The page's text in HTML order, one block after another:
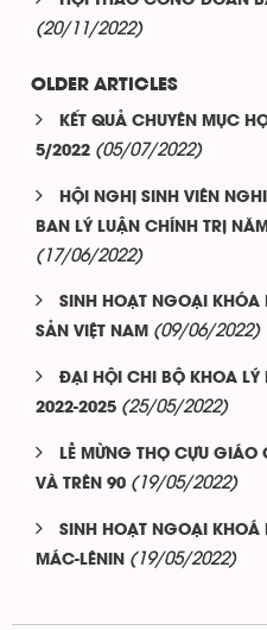
(20/11/2022)
OLDER ARTICLES
KẾT QUẢ CHUYÊN MỤC
5/2022 (05/07/2022)
HỘI NGHỊ SINH VIÊN
BAN LÝ LUẬN CHÍNH TRỊ
(17/06/2022)
SINH HOẠT NGOẠI
SẢN VIỆT NAM (09/06/2022)
ĐẠI HỘI CHI BỘ KHOA LÝ
2022-2025 (25/05/2022)
LỄ MỪNG THỌ CỰU
VÀ TRÊN 90 (19/05/2022)
SINH HOẠT NGOẠI KHOÁ
MÁC-LÊNIN
(19/05/2022)